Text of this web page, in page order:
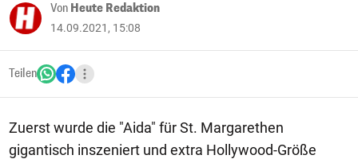
Von Heute Redaktion
14.09.2021, 15:08
Teilen
Zuerst wurde die "Aida" für St. Margarethen
gigantisch inszeniert und extra Hollywood-Größe